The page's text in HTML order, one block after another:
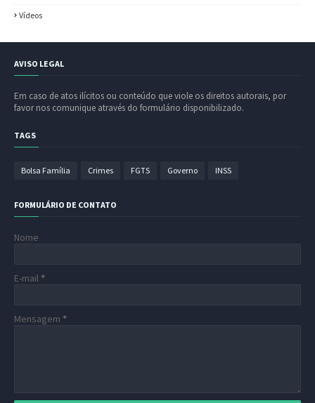
Vídeos
AVISO LEGAL
Em caso de atos ilícitos ou conteúdo que viole os direitos autorais, por
favor nos comunique através do formulário disponibilizado.
TAGS
Bolsa Família Crimes FGTS Governo INSS
FORMULÁRIO DE CONTATO
Nome
E-mail *
Mensagem *